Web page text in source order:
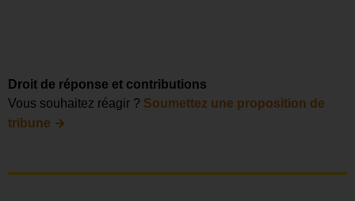
Droit de réponse et contributions
Vous souhaitez réagir ? Soumettez une proposition de
tribune →